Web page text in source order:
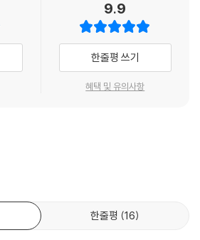
9.9
한줄평 쓰기
혜택 및 유의사항
한줄평 16